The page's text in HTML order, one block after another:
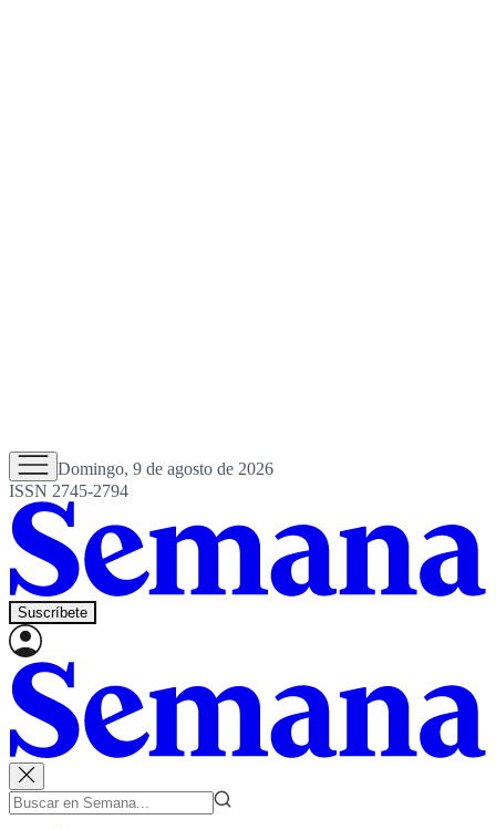
Domingo, 9 de agosto de 2026
ISSN 2745-2794
Suscríbete